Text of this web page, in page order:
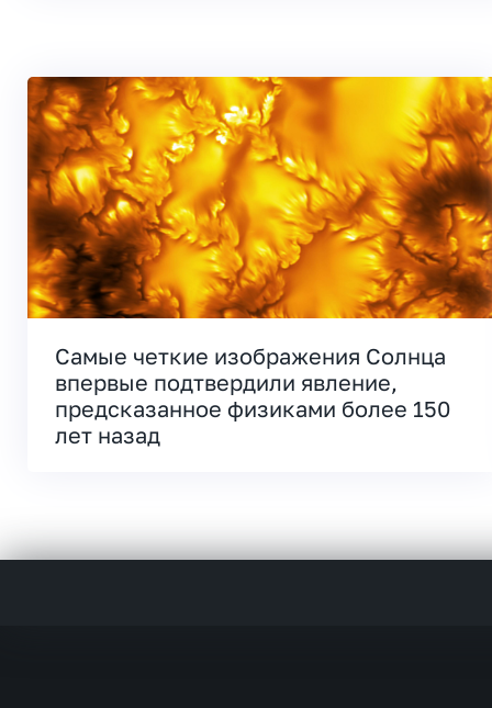
Самые четкие изображения Солнца
впервые подтвердили явление,
предсказанное физиками более 150
лет назад